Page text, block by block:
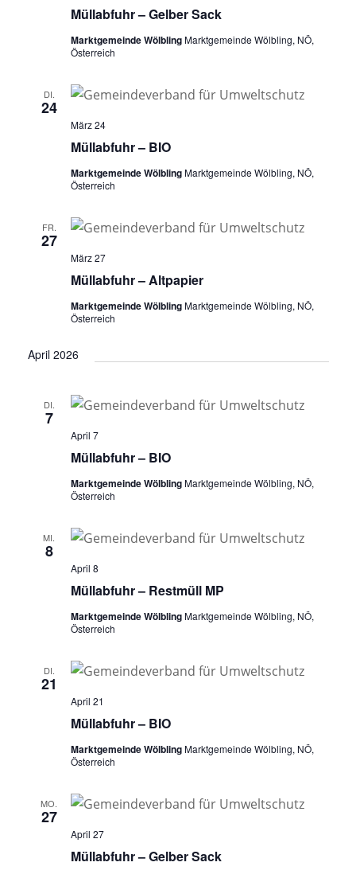
Müllabfuhr – Gelber Sack
Marktgemeinde WölblingMarktgemeinde Wölbling, NÖ,
Österreich
DI.
24
Müllabfuhr – BIO
März 24
Marktgemeinde WölblingMarktgemeinde Wölbling, NÖ,
Österreich
FR.
27
Müllabfuhr – Altpapier
März 27
Marktgemeinde WölblingMarktgemeinde Wölbling, NÖ,
Österreich
April 2026
DI.
7
Müllabfuhr – BIO
April 7
Marktgemeinde WölblingMarktgemeinde Wölbling, NÖ,
Österreich
MI.
8
Müllabfuhr – Restmüll MP
April 8
Marktgemeinde WölblingMarktgemeinde Wölbling, NÖ,
Österreich
DI.
21
Müllabfuhr – BIO
April 21
Marktgemeinde WölblingMarktgemeinde Wölbling, NÖ,
Österreich
MO.
27
Müllabfuhr – Gelber Sack
April 27